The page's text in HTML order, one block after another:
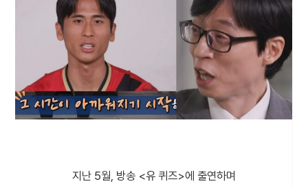
지난 5월, 방송 <유 퀴즈>에 출연하며